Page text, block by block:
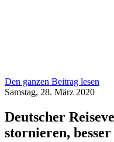
Den ganzen Beitrag lesen
Samstag, 28. März 2020
Deutscher
stornieren,